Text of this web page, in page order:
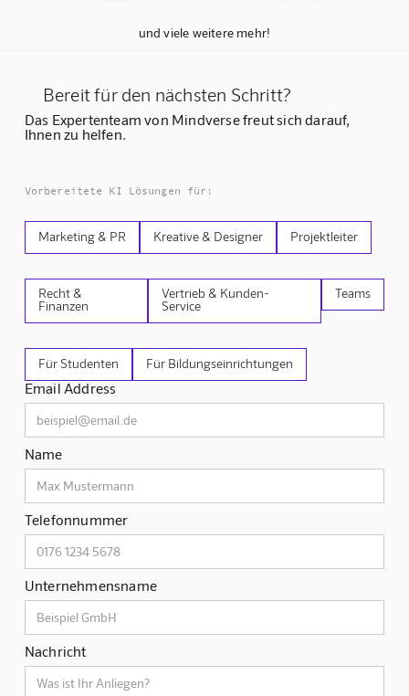
und viele weitere mehr!
Bereit für den nächsten Schritt?
Das Expertenteam von Mindverse freut sich darauf,
Ihnen zu helfen.
Vorbereitete KI Lösungen für:
Marketing & PR Kreative & Designer Projektleiter
Recht &
Finanzen
Vertrieb & Kunden-
Service
Teams
Für Studenten Für Bildungseinrichtungen
Email Address
Name
Telefonnummer
Unternehmensname
Nachricht